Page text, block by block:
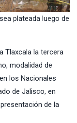
plateada luego de
Tlaxcala la tercera
modalidad de
los Nacionales
de Jalisco, en
de la